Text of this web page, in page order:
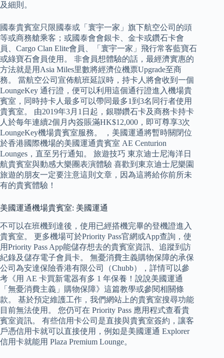
及細則。
國泰貴賓室只限國泰或「寰宇一家」旗下航空公司的頭
等或商務艙乘客；或國泰會會銀卡、金卡或鑽石卡會
員、Cargo Clan Elite會員、「寰宇一家」飛行常客藍寶石
或綠寶石會員使用。 非會員想體驗的話，最經濟實惠的
方法就是用Asia Miles里數將經濟位機票Upgrade至商
務。 當航空公司宣佈航班延誤時，持卡人將會收到一個
LoungeKey 通行證，便可以利用這個通行證進入機場貴
賓室，同時持卡人最多可以帶同最多1到3名同行者使用
貴賓室。 由2019年3月1日起，銀聯鑽石卡及商務卡持卡
人於每年連續2個月內簽賬滿HK$12,000，即可尊享3次
LoungeKey機場貴賓室服務。 ，美國運通將暫時關閉位
於香港國際機場的美國運通貴賓室 AE Centurion
Lounges，直至另行通知。 旅遊技巧 東京迪士尼海洋日
航貴賓室與動感大樂團表演體驗 喜歡到東京迪士尼樂園
旅遊的朋友一定要注意這則文章，因為這將給你前所未
有的貴賓體驗！
美國運通機場貴賓室: 美國運通
不可以在班機到達後，使用已經搭機完畢的登機證進入
貴賓室。 更多機場可於Priority Pass官網或App查詢，使
用Priority Pass App能儲存想去的貴賓室資訊、追蹤到訪
紀錄及儲存電子會員卡。 無憂消費主義購物保障的承保
公司為安達保險香港有限公司（Chubb），詳情可以參
考《用 AE 卡買新電器有多 1 年保養！說說美國運通
「無憂消費主義」購物保障》這篇教學或參閱相關條
款。 基於預定維護工作，我們網站上的貴賓室搜尋功能
目前無法使用。 您仍可在 Priority Pass 應用程式查看貴
賓室資訊。 有些信用卡公司是直接與貴賓室簽約，讓客
戶憑信用卡就可以直接使用，例如是美國運通 Explorer
信用卡就能用 Plaza Premium Lounge。